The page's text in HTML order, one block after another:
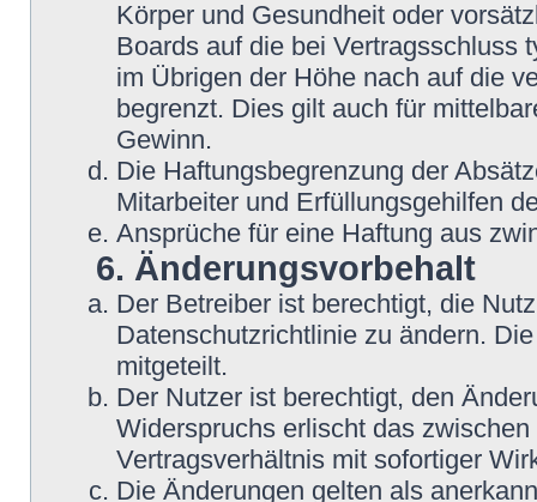
Körper und Gesundheit oder
Boards auf die bei Vertragsschluss
im Übrigen der Höhe nach auf die
begrenzt. Dies gilt auch für
Gewinn.
Die Haftungsbegrenzung der
Mitarbeiter und Erfüllungsgehilfen
Ansprüche für eine Haftung aus
6. Änderungsvorbehalt
Der Betreiber ist berechtigt, die
Datenschutzrichtlinie zu ändern.
mitgeteilt.
Der Nutzer ist berechtigt, den
Widerspruchs erlischt das
Vertragsverhältnis mit sofortiger
Die Änderungen gelten als